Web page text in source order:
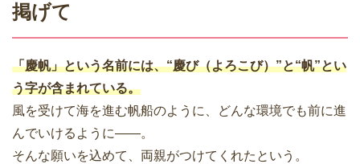
掲げて
「慶帆」という名前には、“慶び（よろこび）”と“帆”とい
う字が含まれている。
風を受けて海を進む帆船のように、どんな環境でも前に進
んでいけるように――。
そんな願いを込めて、両親がつけてくれたという。